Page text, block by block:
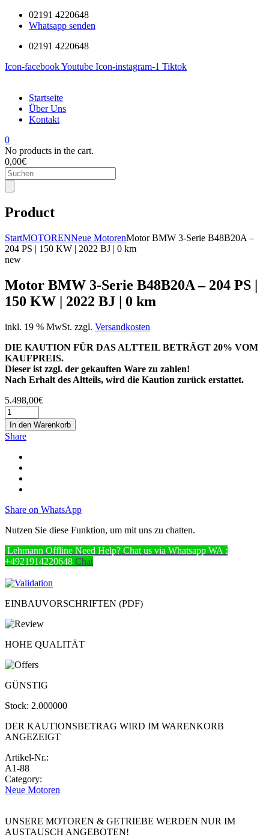
02191 4220648
Whatsapp senden
02191 4220648
Icon-facebookYoutube Icon-instagram-1 Tiktok
Startseite
Über Uns
Kontakt
0
No products in the cart.
0,00€
Products
search
Product
StartMOTORENNeue MotorenMotor BMW 3-Serie B48B20A –
204 PS | 150 KW | 2022 BJ | 0 km
new
Motor BMW 3-Serie B48B20A – 204 PS |
150 KW | 2022 BJ | 0 km
inkl. 19 % MwSt. zzgl. Versandkosten
DIE KAUTION FÜR DAS ALTTEIL BETRÄGT 20% VOM
KAUFPREIS.
Dieser ist zzgl. der gekauften Ware zu zahlen!
Nach Erhalt des Altteils, wird die Kaution zurück erstattet.
5.498,00€
In den Warenkorb
Share
Share on WhatsApp
Nutzen Sie diese Funktion, um mit uns zu chatten.
Lehmann Offline Need Help? Chat us via Whatsapp WA :
+4921914220648 Chat
EINBAUVORSCHRIFTEN (PDF)
HOHE QUALITÄT
GÜNSTIG
Stock: 2.000000
DER KAUTIONSBETRAG WIRD IM WARENKORB
ANGEZEIGT
Artikel-Nr.:
A1-88
Category:
Neue Motoren
UNSERE MOTOREN & GETRIEBE WERDEN NUR IM
AUSTAUSCH ANGEBOTEN!